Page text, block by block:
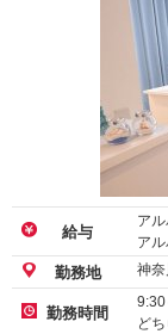
給与
ア
ア
勤務地 神
勤務時間
9:30
ど